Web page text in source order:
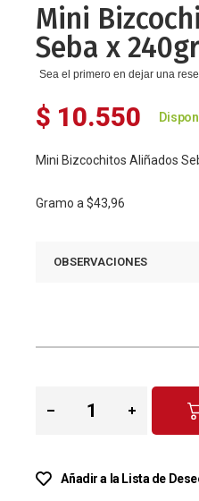
Mini
Seba x
Sea el primero en dejar una
$ 10.550
Mini Bizcochitos Aliñados
Gramo a $43,96
OBSERVACIONES
Añadir a la Lista de